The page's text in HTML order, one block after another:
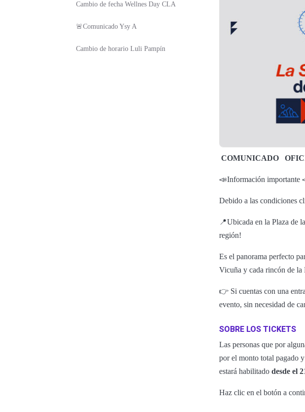
Cambio de fecha Wellnes Day CLA
🚨Comunicado Ysy A
Cambio de horario Luli Pampín
COMUNICADO
📣Información importante
Debido a las condiciones
📍Ubicada en la Plaza de
región!
Es el panorama perfecto
Vicuña y cada rincón de
👉 Si cuentas con una
evento, sin necesidad de
SOBRE LOS TICKETS
Las personas que por
por el monto total pagado
estará habilitado desde el
Haz clic en el botón a